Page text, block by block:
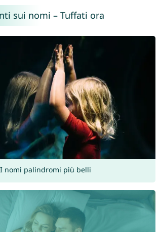
sui nomi – Tuffati ora
I nomi palindromi più belli